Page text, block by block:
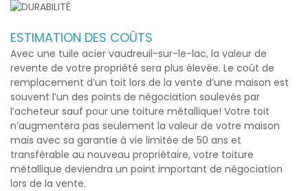
ESTIMATION DES COÛTS
Avec une tuile acier vaudreuil-sur-le-lac, la valeur de
revente de votre propriété sera plus élevée. Le coût de
remplacement d’un toit lors de la vente d’une maison est
souvent l’un des points de négociation soulevés par
l’acheteur sauf pour une toiture métallique! Votre toit
n’augmentera pas seulement la valeur de votre maison
mais avec sa garantie à vie limitée de 50 ans et
transférable au nouveau propriétaire, votre toiture
métallique deviendra un point important de négociation
lors de la vente.